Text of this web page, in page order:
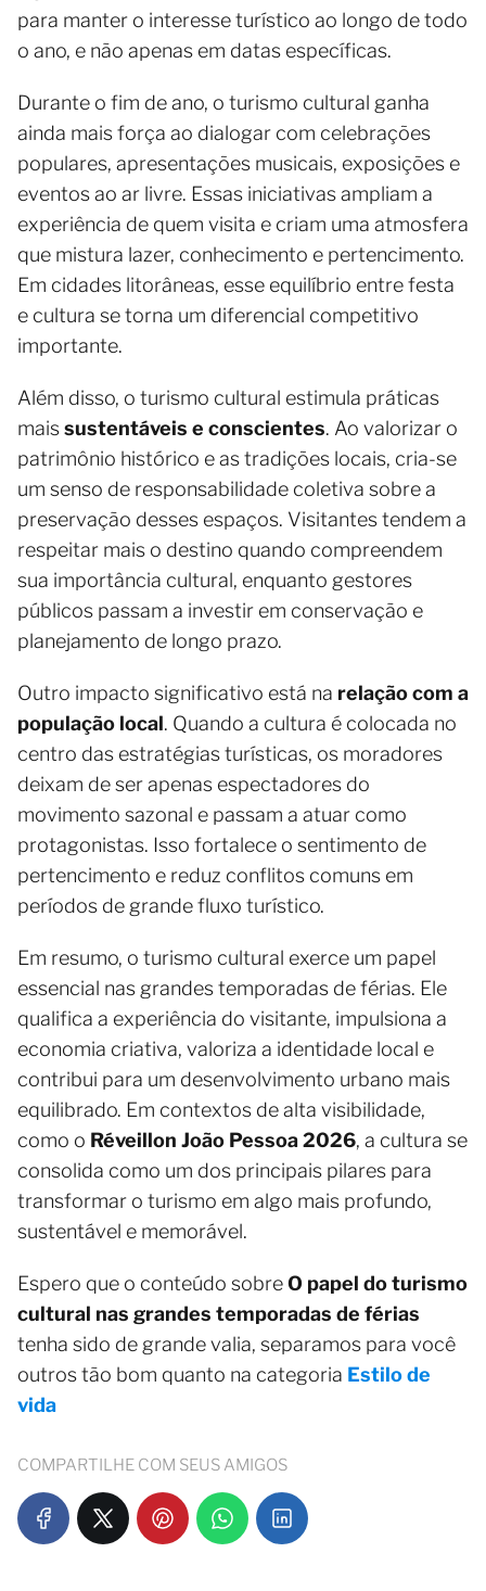
para manter o interesse turístico ao longo de todo
o ano, e não apenas em datas específicas.
Durante o fim de ano, o turismo cultural ganha
ainda mais força ao dialogar com celebrações
populares, apresentações musicais, exposições e
eventos ao ar livre. Essas iniciativas ampliam a
experiência de quem visita e criam uma atmosfera
que mistura lazer, conhecimento e pertencimento.
Em cidades litorâneas, esse equilíbrio entre festa
e cultura se torna um diferencial competitivo
importante.
Além disso, o turismo cultural estimula práticas
maissustentáveis e conscientes. Ao valorizar o
patrimônio histórico e as tradições locais, cria-se
um senso de responsabilidade coletiva sobre a
preservação desses espaços. Visitantes tendem a
respeitar mais o destino quando compreendem
sua importância cultural, enquanto gestores
públicos passam a investir em conservação e
planejamento de longo prazo.
Outro impacto significativo está na relação com a
população local. Quando a cultura é colocada no
centro das estratégias turísticas, os moradores
deixam de ser apenas espectadores do
movimento sazonal e passam a atuar como
protagonistas. Isso fortalece o sentimento de
pertencimento e reduz conflitos comuns em
períodos de grande fluxo turístico.
Em resumo, o turismo cultural exerce um papel
essencial nas grandes temporadas de férias. Ele
qualifica a experiência do visitante, impulsiona a
economia criativa, valoriza a identidade local e
contribui para um desenvolvimento urbano mais
equilibrado. Em contextos de alta visibilidade,
como o Réveillon João Pessoa 2026, a cultura se
consolida como um dos principais pilares para
transformar o turismo em algo mais profundo,
sustentável e memorável.
Espero que o conteúdo sobreO papel do turismo
cultural nas grandes temporadas de férias
tenha sido de grande valia, separamos para você
outros tão bom quanto na categoria Estilo de
vida
COMPARTILHE COM SEUS AMIGOS